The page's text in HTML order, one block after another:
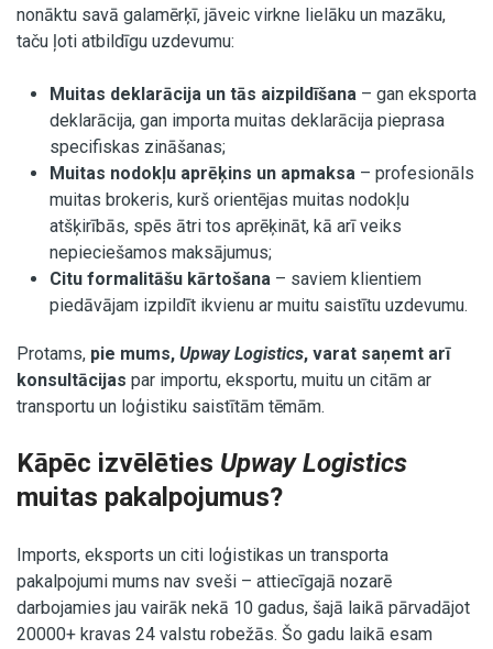
nonāktu savā galamērķī, jāveic virkne lielāku un mazāku,
taču ļoti atbildīgu uzdevumu:
Muitas deklarācija un tās aizpildīšana – gan eksporta
deklarācija, gan importa muitas deklarācija pieprasa
specifiskas zināšanas;
Muitas nodokļu aprēķins un apmaksa – profesionāls
muitas brokeris, kurš orientējas muitas nodokļu
atšķirībās, spēs ātri tos aprēķināt, kā arī veiks
nepieciešamos maksājumus;
Citu formalitāšu kārtošana – saviem klientiem
piedāvājam izpildīt ikvienu ar muitu saistītu uzdevumu.
Protams, pie mums, Upway Logistics, varat saņemt arī
konsultācijas par importu, eksportu, muitu un citām ar
transportu un loģistiku saistītām tēmām.
Kāpēc izvēlēties Upway Logistics
muitas pakalpojumus?
Imports, eksports un citi loģistikas un transporta
pakalpojumi mums nav sveši – attiecīgajā nozarē
darbojamies jau vairāk nekā 10 gadus, šajā laikā pārvadājot
20000+ kravas 24 valstu robežās. Šo gadu laikā esam